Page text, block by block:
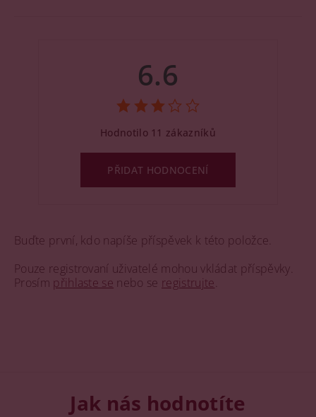
Buďte první, kdo napíše příspěvek k této položce.
Pouze registrovaní uživatelé mohou vkládat příspěvky.
Prosím přihlaste se nebo se registrujte
6.6
Hodnotilo 11 zákazníků
PŘIDAT HODNOCENÍ
Jak nás hodnotíte